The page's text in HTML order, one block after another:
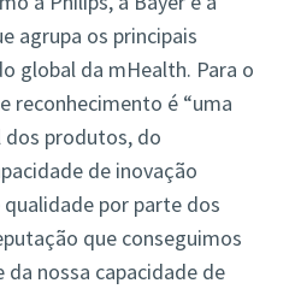
agrupa os principais
global da mHealth. Para o
reconhecimento é “uma
produtos, do
de inovação
por parte dos
que conseguimos
nossa capacidade de